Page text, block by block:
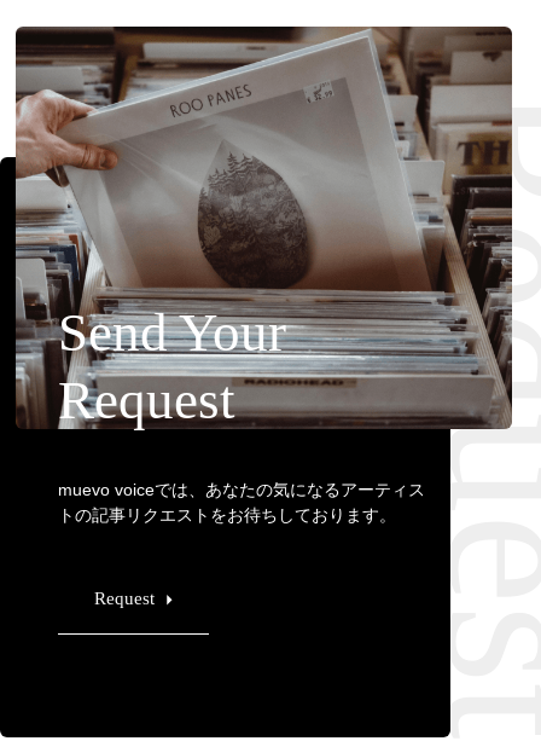
Send Your
Request
muevo voiceでは、あなたの気になるアーティス
トの記事リクエストをお待ちしております。
Request